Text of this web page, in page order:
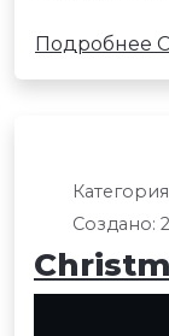
Подробнее
Создано: